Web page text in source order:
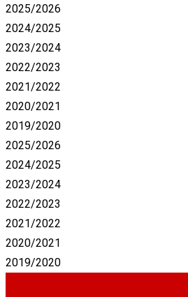
2025/2026
2024/2025
2023/2024
2022/2023
2021/2022
2020/2021
2019/2020
2025/2026
2024/2025
2023/2024
2022/2023
2021/2022
2020/2021
2019/2020